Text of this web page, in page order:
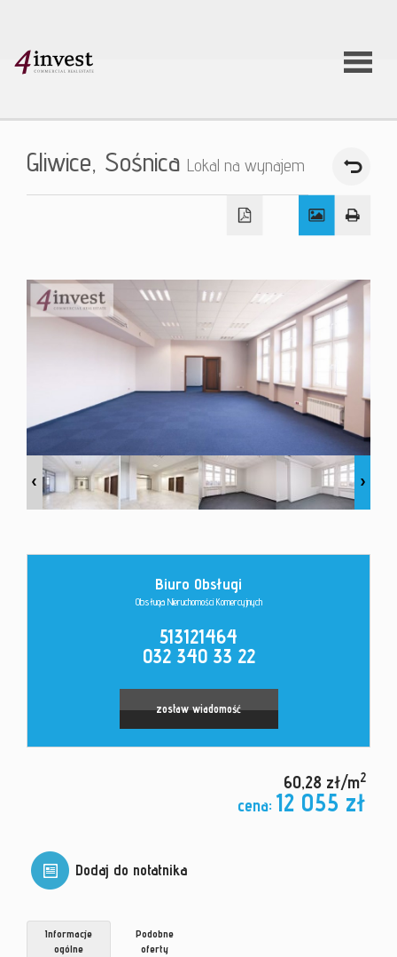
O firmie
Kontakt
Gliwice, Sośnica Lokal na wynajem
Biuro Obsługi
Obsługa Nieruchomości Komercyjnych
513121464
032 340 33 22
zostaw wiadomość
60,28 zł/m2
cena: 12 055 zł
Dodaj do notatnika
Informacje
ogólne
Podobne
oferty